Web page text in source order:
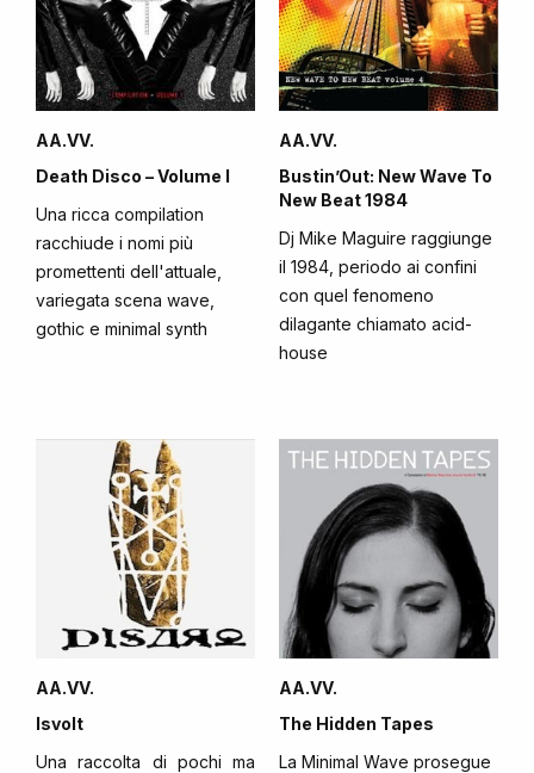
AA.VV.
Death Disco – Volume I
Una ricca compilation
racchiude i nomi più
promettenti dell'attuale,
variegata scena wave,
gothic e minimal synth
AA.VV.
Bustin’Out: New Wave To
New Beat 1984
Dj Mike Maguire raggiunge
il 1984, periodo ai confini
con quel fenomeno
dilagante chiamato acid-
house
AA.VV.
Isvolt
Una raccolta di pochi ma
AA.VV.
The Hidden Tapes
La Minimal Wave prosegue